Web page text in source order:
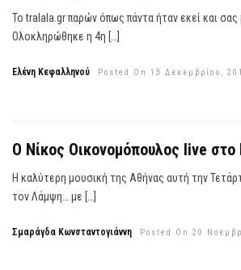
Το tralala.gr παρών όπως πάντα ήταν εκεί και σας
Ολοκληρώθηκε η 4η […]
Ελένη Κεφαλληνού Posted On 13 Δεκεμβρίου,
O Νίκος Οικονομόπουλος live στο
Η καλύτερη μουσική της Αθήνας αυτή την
τον Λάμψη… με […]
Σμαράγδα Κωνσταντογιάννη Posted On 20